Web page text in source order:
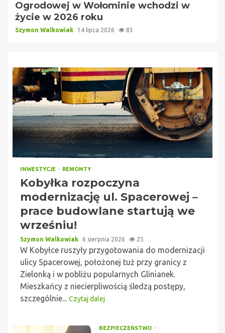
Ogrodowej w Wołominie wchodzi w
życie w 2026 roku
Szymon Walkowiak 14 lipca 2026 83
INWESTYCJE REMONTY
Kobyłka rozpoczyna
modernizację ul. Spacerowej –
prace budowlane startują we
wrześniu!
Szymon Walkowiak 6 sierpnia 2026 25
W Kobyłce ruszyły przygotowania do modernizacji
ulicy Spacerowej, położonej tuż przy granicy z
Zielonką i w pobliżu popularnych Glinianek.
Mieszkańcy z niecierpliwością śledzą postępy,
szczególnie... Czytaj dalej
BEZPIECZEŃSTWO